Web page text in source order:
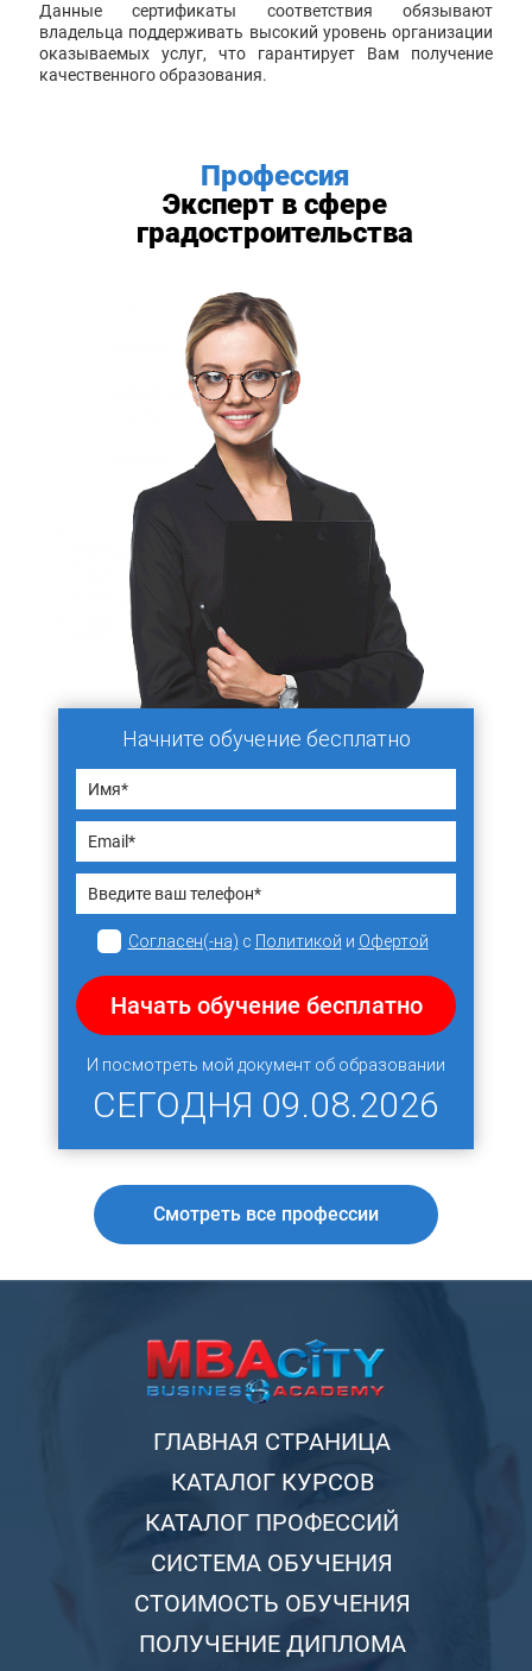
Данные сертификаты соответствия обязывают
владельца поддерживать высокий уровень организации
оказываемых услуг, что гарантирует Вам получение
качественного образования.
Профессия
Эксперт в сфере
градостроительства
Начните обучение бесплатно
Согласен(-на) с Политикой и Офертой
Начать обучение бесплатно
И посмотреть мой документ об образовании
СЕГОДНЯ 09.08.2026
Смотреть все профессии
ГЛАВНАЯ СТРАНИЦА
КАТАЛОГ КУРСОВ
КАТАЛОГ ПРОФЕССИЙ
СИСТЕМА ОБУЧЕНИЯ
СТОИМОСТЬ ОБУЧЕНИЯ
ПОЛУЧЕНИЕ ДИПЛОМА